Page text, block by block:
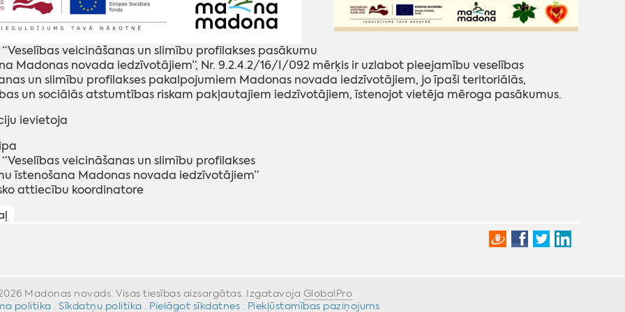
veicināšanas un slimību profilakses pasākumu
Madonas novada iedzīvotājiem”, Nr. 9.2.4.2/16/I/092 mērķis ir uzlabot pieejamību veselības
un slimību profilakses pakalpojumiem Madonas novada iedzīvotājiem, jo īpaši teritoriālās,
un sociālās atstumtības riskam pakļautajiem iedzīvotājiem, īstenojot vietēja mēroga pasākumus.
ievietoja
veicināšanas un slimību profilakses
īstenošana Madonas novada iedzīvotājiem”
attiecību koordinatore
Madonas novads. Visas tiesības aizsargātas. Izgatavoja GlobalPro
politika · Sīkdatņu politika · Pielāgot sīkdatnes · Piekļūstamības paziņojums